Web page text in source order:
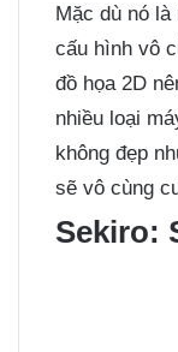
Mặc dù nó
cấu hình vô
đồ họa 2D
nhiều loại
không đẹp
sẽ vô cùng
Sekiro: